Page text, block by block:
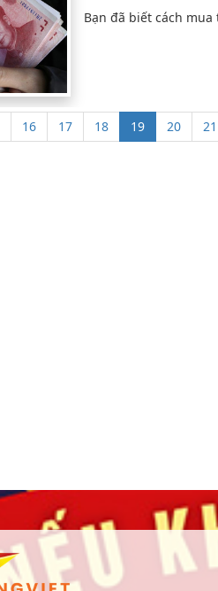
Bạn đã biết cách
16 17 18 19 20 21